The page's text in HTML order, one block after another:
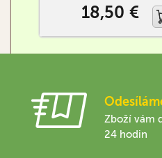
18,50 €
Zboží vám
24 hodin